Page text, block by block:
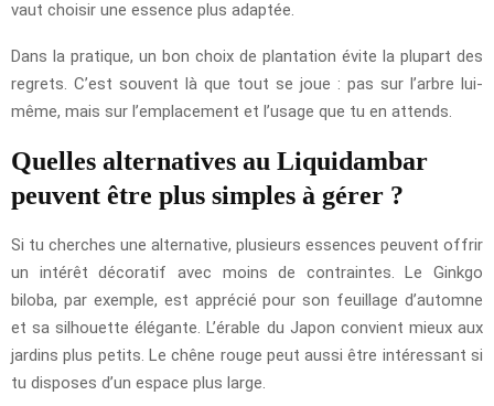
vaut choisir une essence plus adaptée.
Dans la pratique, un bon choix de plantation évite la plupart des
regrets. C’est souvent là que tout se joue : pas sur l’arbre lui-
même, mais sur l’emplacement et l’usage que tu en attends.
Quelles alternatives au Liquidambar
peuvent être plus simples à gérer ?
Si tu cherches une alternative, plusieurs essences peuvent offrir
un intérêt décoratif avec moins de contraintes. Le Ginkgo
biloba, par exemple, est apprécié pour son feuillage d’automne
et sa silhouette élégante. L’érable du Japon convient mieux aux
jardins plus petits. Le chêne rouge peut aussi être intéressant si
tu disposes d’un espace plus large.